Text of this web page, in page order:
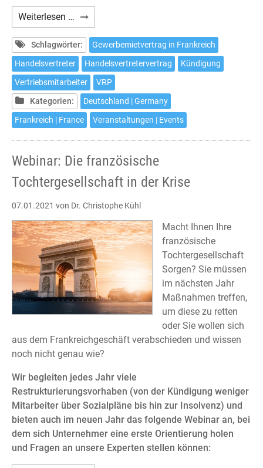
Weiterlesen … Webinar-
Programm
im
Februar
Schlagwörter:
Gewerbemietvertrag in Frankreich
Handelsvertreter
Handelsvertretervertrag
Kündigung
Vertriebsmitarbeiter
VRP
Kategorien:
Deutschland | Germany
Frankreich | France
Veranstaltungen | Events
Webinar: Die französische
Tochtergesellschaft in der Krise
07.01.2021 von Dr. Christophe Kühl
Macht Ihnen Ihre
französische
Tochtergesellschaft
Sorgen? Sie müssen
im nächsten Jahr
Maßnahmen treffen,
um diese zu retten
oder Sie wollen sich
aus dem Frankreichgeschäft verabschieden und wissen
noch nicht genau wie?
Wir begleiten jedes Jahr viele
Restrukturierungsvorhaben (von der Kündigung weniger
Mitarbeiter über Sozialpläne bis hin zur Insolvenz) und
bieten auch im neuen Jahr das folgende Webinar an, bei
dem sich Unternehmer eine erste Orientierung holen
und Fragen an unsere Experten stellen können: